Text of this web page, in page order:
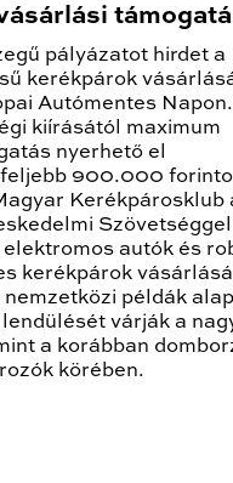
pályázatot hirdet a
kerékpárok
Autómentes
kiírásától maximum
nyerhető el
900.000
Kerékpárosklub
Szövetséggel
autók és
kerékpárok
példák
várják a
a korábban
körében.